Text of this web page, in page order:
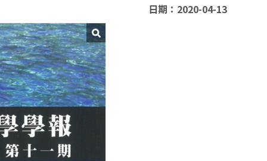
日期：2020-04-13